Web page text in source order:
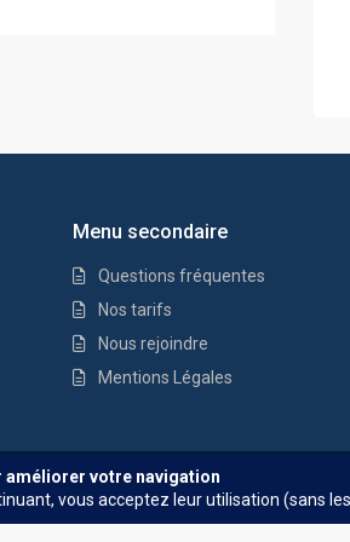
Menu secondaire
Questions fréquentes
Nos tarifs
Nous rejoindre
Mentions Légales